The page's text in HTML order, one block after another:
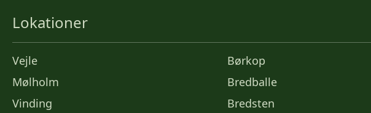
Lokationer
Vejle
Mølholm
Vinding
Børkop
Bredballe
Bredsten